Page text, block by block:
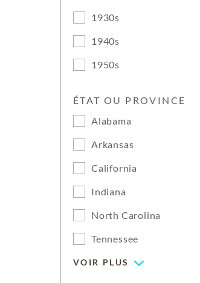
1930s
1940s
1950s
ÉTAT OU PROVINCE
Alabama
Arkansas
California
Indiana
North Carolina
Tennessee
VOIR PLUS